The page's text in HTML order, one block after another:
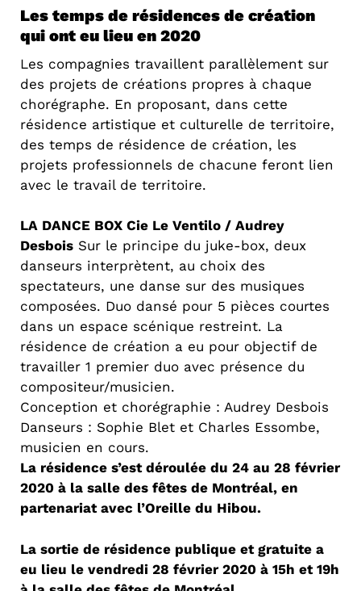
Les temps de résidences de création
qui ont eu lieu en 2020
Les compagnies travaillent parallèlement sur
des projets de créations propres à chaque
chorégraphe. En proposant, dans cette
résidence artistique et culturelle de territoire,
des temps de résidence de création, les
projets professionnels de chacune feront lien
avec le travail de territoire.
LA DANCE BOX Cie Le Ventilo / Audrey
Desbois Sur le principe du juke-box, deux
danseurs interprètent, au choix des
spectateurs, une danse sur des musiques
composées. Duo dansé pour 5 pièces courtes
dans un espace scénique restreint. La
résidence de création a eu pour objectif de
travailler 1 premier duo avec présence du
compositeur/musicien.
Conception et chorégraphie : Audrey Desbois
Danseurs : Sophie Blet et Charles Essombe,
musicien en cours.
La résidence s’est déroulée du 24 au 28 février
2020 à la salle des fêtes de Montréal, en
partenariat avec l’Oreille du Hibou.
La sortie de résidence publique et gratuite a
eu lieu le vendredi 28 février 2020 à 15h et 19h